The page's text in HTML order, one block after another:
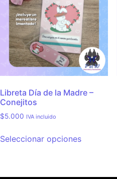
Libreta Día de la Madre –
Conejitos
$5.000 IVA incluido
Seleccionar opciones